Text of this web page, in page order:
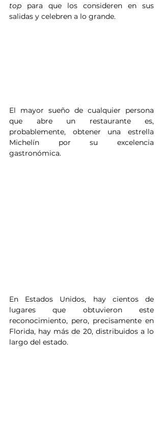
top para que los consideren en sus
salidas y celebren a lo grande.
El mayor sueño de cualquier persona
que abre un restaurante es,
probablemente, obtener una estrella
Michelín por su excelencia
gastronómica.
En Estados Unidos, hay cientos de
lugares que obtuvieron este
reconocimiento, pero, precisamente en
Florida, hay más de 20, distribuidos a lo
largo del estado.